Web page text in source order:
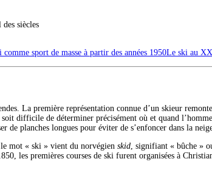
siècles
comme sport de masse à partir des années 1950Le ski au
La première représentation connue d’un skieur
difficile de déterminer précisément où et quand
de planches longues pour éviter de s’enfoncer dans la
mot « ski » vient du norvégien skid, signifiant « bûche »
les premières courses de ski furent organisées à